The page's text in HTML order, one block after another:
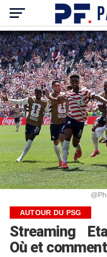
AUTOUR DU PSG
Streaming
Où et